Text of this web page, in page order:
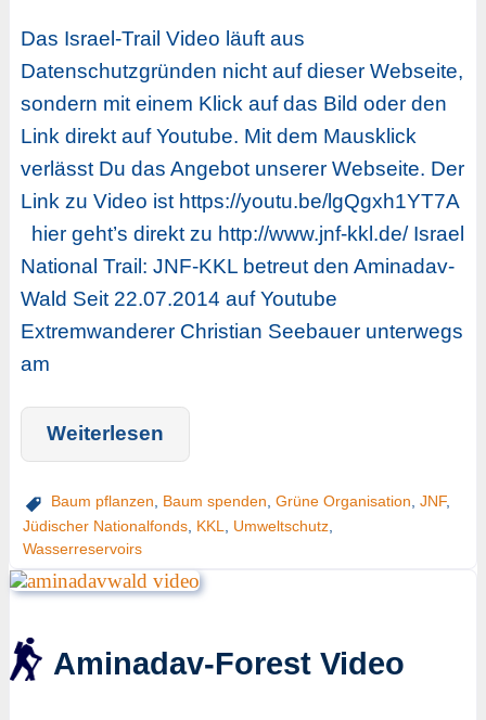
Das Israel-Trail Video läuft aus
Datenschutzgründen nicht auf dieser Webseite,
sondern mit einem Klick auf das Bild oder den
Link direkt auf Youtube. Mit dem Mausklick
verlässt Du das Angebot unserer Webseite. Der
Link zu Video ist https://youtu.be/lgQgxh1YT7A
hier geht’s direkt zu http://www.jnf-kkl.de/ Israel
National Trail: JNF-KKL betreut den Aminadav-
Wald Seit 22.07.2014 auf Youtube
Extremwanderer Christian Seebauer unterwegs
am
Weiterlesen
Baum pflanzen, Baum spenden, Grüne Organisation, JNF,
Jüdischer Nationalfonds, KKL Umweltschutz,
Wasserreservoirs
Aminadav-Forest Video